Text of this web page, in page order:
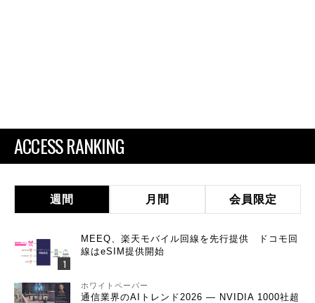
ACCESS RANKING
週間 月間 会員限定
MEEQ、楽天モバイル回線を先行提供 ドコモ回
線はeSIM提供開始
ホワイトペーパー
通信業界のAIトレンド2026 ― NVIDIA 1000社超